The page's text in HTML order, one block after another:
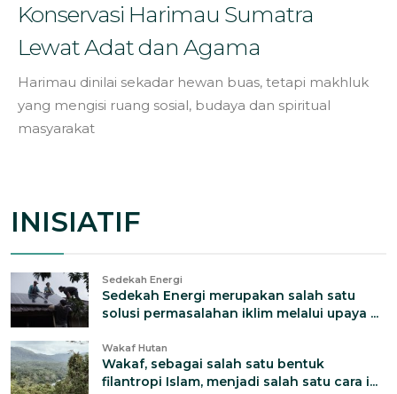
Konservasi Harimau Sumatra
Lewat Adat dan Agama
Harimau dinilai sekadar hewan buas, tetapi makhluk
yang mengisi ruang sosial, budaya dan spiritual
masyarakat
INISIATIF
Sedekah Energi
Sedekah Energi merupakan salah satu
solusi permasalahan iklim melalui upaya ...
Wakaf Hutan
Wakaf, sebagai salah satu bentuk
filantropi Islam, menjadi salah satu cara i...